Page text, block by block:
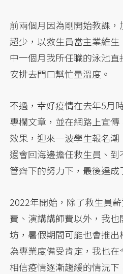
前兩個月因為剛開始教課
超少，以救生員當主業維
中一個月我所任職的泳池
安排去門口幫忙量溫度。
不過，幸好疫情在去年5月
專欄文章，並在網路上宣
效果，迎來一波學生報名
還會回海邊擔任救生員、
管齊下的努力下，最後達成
2022年開始，除了救生員
費、演講講師費以外，我
坊，暑假期間可能也會推
為專業度備受肯定，我也在
相信疫情逐漸趨緩的情況